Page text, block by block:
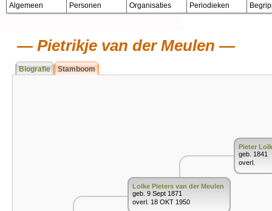
Algemeen Personen Organisaties Periodieken
Pietrikje van der Meulen
Biografie Stamboom
Lolke Pieters van der Meulen
geb. 9 Sept 1871
overl. 18 OKT 1950
Pieter
geb. 1841
overl.